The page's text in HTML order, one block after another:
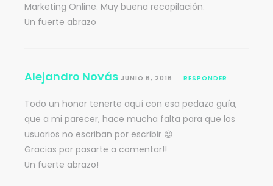
Marketing Online. Muy buena recopilación.
Un fuerte abrazo
Alejandro Novás JUNIO 6, 2016 RESPONDER
Todo un honor tenerte aquí con esa pedazo guía,
que a mi parecer, hace mucha falta para que los
usuarios no escriban por escribir 😉
Gracias por pasarte a comentar!!
Un fuerte abrazo!